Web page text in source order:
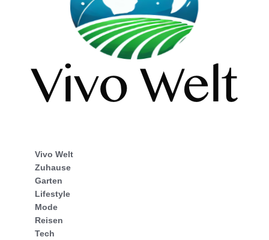
Vivo Welt
Zuhause
Garten
Lifestyle
Mode
Reisen
Tech